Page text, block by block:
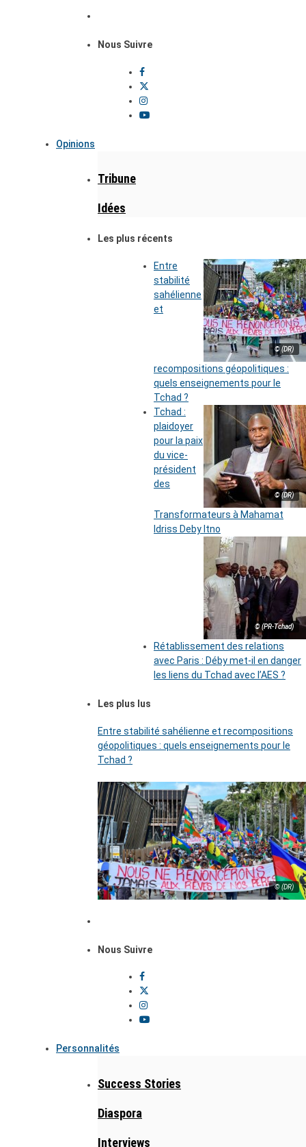
Nous Suivre
Opinions
Tribune
Idées
Les plus récents
© (DR)
Entre
stabilité
sahélienne
et
recompositions géopolitiques :
quels enseignements pour le
Tchad ?
© (DR)
Tchad :
plaidoyer
pour la paix
du vice-
président
des
Transformateurs à Mahamat
Idriss Deby Itno
© (PR-Tchad)
Rétablissement des relations
avec Paris : Déby met-il en danger
les liens du Tchad avec l’AES ?
Les plus lus
Entre stabilité sahélienne et recompositions
géopolitiques : quels enseignements pour le
Tchad ?
© (DR)
Nous Suivre
Personnalités
Success Stories
Diaspora
Interviews